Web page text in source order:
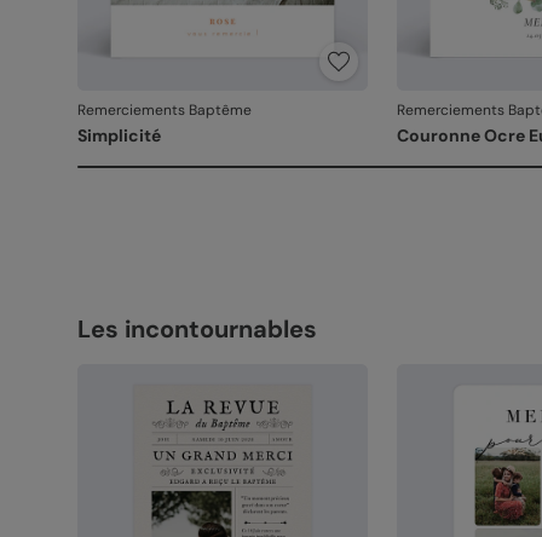
Remerciements Baptême
Simplicité
Remerciements
Couronne Ocre
Les incontournables